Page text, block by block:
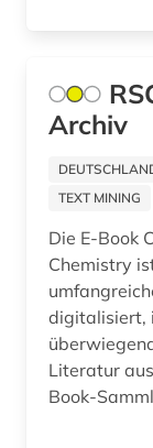
arbeit (9)
Polen (6)
Archiv
TEXT MINING
Die E-Book
Chemistry
digitalisiert,
Literatur
Book-